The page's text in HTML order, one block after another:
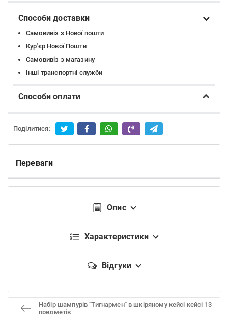
Способи доставки
Самовивіз з Нової пошти
Кур'єр Нової Пошти
Самовивіз з магазину
Інші транспортні служби
Способи оплати
Поділитися:
Переваги
Опис
Характеристики
Відгуки
Набір шампурів "Тигнармен" в шкіряному кейсі кейсі 13
предметів